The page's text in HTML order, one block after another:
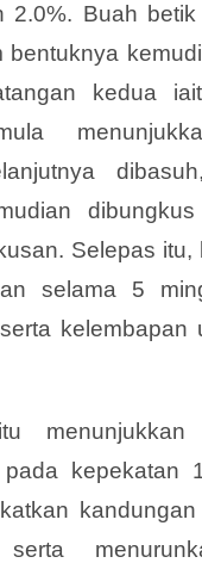
2.0%. Buah
bentuknya
kedua
Selepas itu,
selama 5
kelembapan
menunjukkan
pada kepekatan